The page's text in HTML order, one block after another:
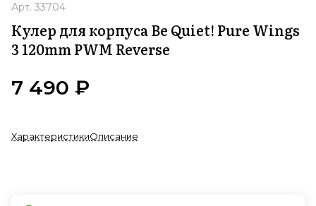
Арт. 33704
Кулер для корпуса Be Quiet! Pure Wings
3 120mm PWM Reverse
7 490 ₽
ХарактеристикиОписание